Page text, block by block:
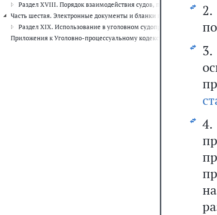
Раздел XVIII. Порядок взаимодействия судов, прокуроров,
Часть шестая. Электронные документы и бланки процессуальных
Раздел XIX. Использование в уголовном судопроизводстве
Приложения к Уголовно-процессуальному кодексу РФ (исключены)